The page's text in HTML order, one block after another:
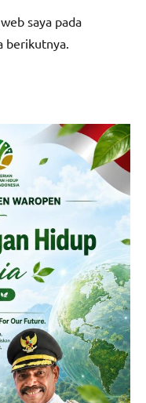
saya pada
berikutnya.